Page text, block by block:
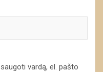
vardą, el. pašto